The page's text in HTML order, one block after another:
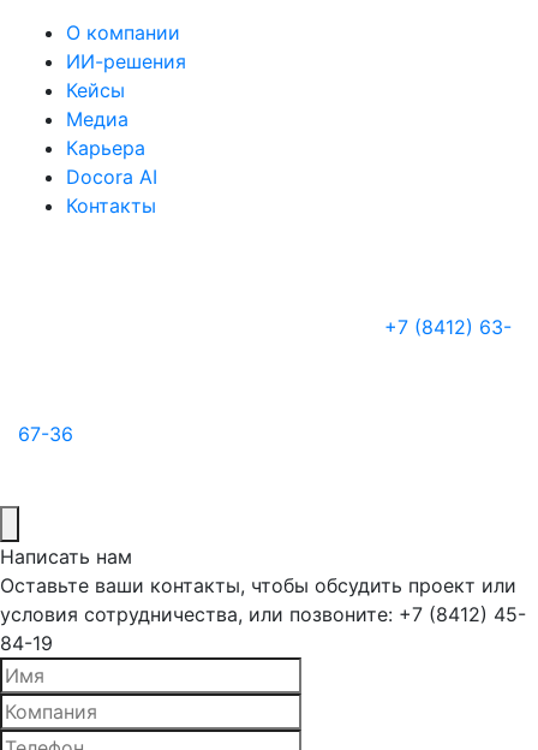
О компании
ИИ-решения
Кейсы
Медиа
Карьера
Docora AI
Контакты
+7 (8412) 63-
67-36
Написать нам
Оставьте ваши контакты, чтобы обсудить проект или
условия сотрудничества, или позвоните: +7 (8412) 45-
84-19